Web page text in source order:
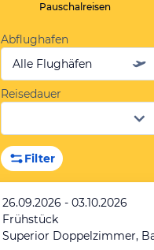
Pauschalreisen
Abflughafen
Alle Flughäfen
Reisedauer
Filter
26.09.2026 - 03.10.2026
Frühstück
Superior Doppelzimmer,